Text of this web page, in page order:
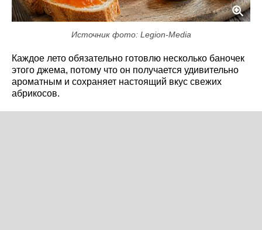
Источник фото: Legion-Media
Каждое лето обязательно готовлю несколько баночек
этого джема, потому что он получается удивительно
ароматным и сохраняет настоящий вкус свежих
абрикосов.